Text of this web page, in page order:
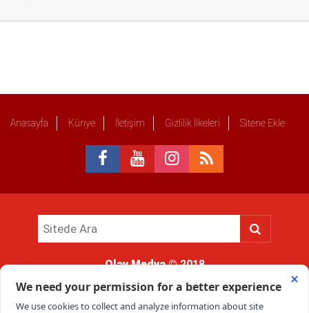
Anasayfa Künye İletişim Gizlilik İlkeleri Sitene Ekle
Olay Medya© 2018
kullanımı hukuki yaptırıma tabidir.